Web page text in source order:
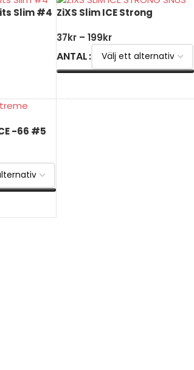
Slim #4 ZiXS Slim ICE Strong
37kr – 199kr
ANTAL
-66 #5